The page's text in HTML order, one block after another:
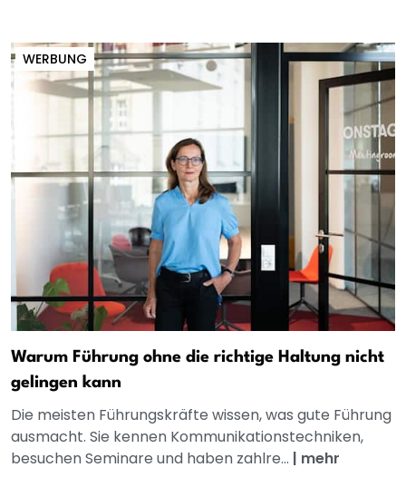
WERBUNG
Warum Führung ohne die richtige Haltung nicht
gelingen kann
Die meisten Führungskräfte wissen, was gute Führung
ausmacht. Sie kennen Kommunikationstechniken,
besuchen Seminare und haben zahlre... | mehr